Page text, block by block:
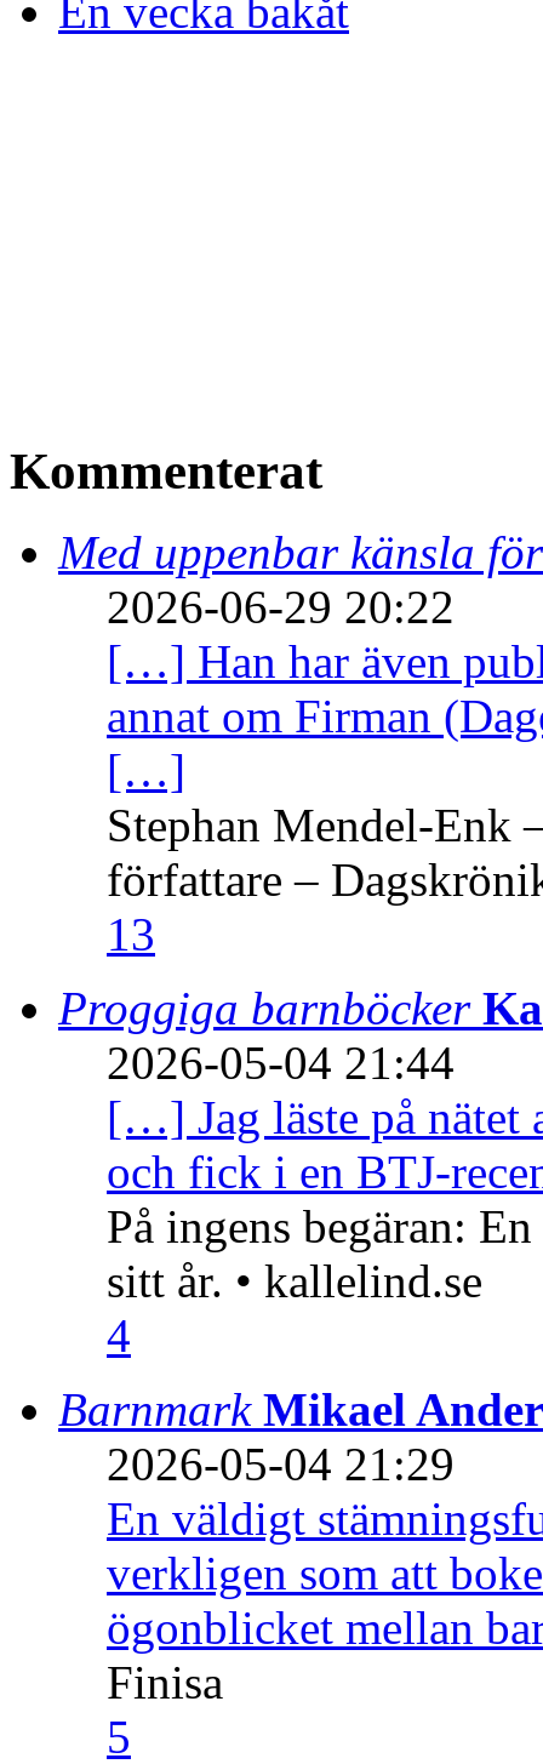
En vecka bakåt
Kommenterat
Med uppenbar känsla
2026-06-29 20:22
[…] Han har även
annat om Firman
[…]
Stephan Mendel-Enk
författare –
13
Proggiga barnböcker
2026-05-04 21:44
[…] Jag läste på nätet
och fick i en BTJ-
På ingens begäran:
sitt år. • kallelind.se
4
Barnmark Mikael
2026-05-04 21:29
En väldigt
verkligen som att
ögonblicket mellan
Finisa
5